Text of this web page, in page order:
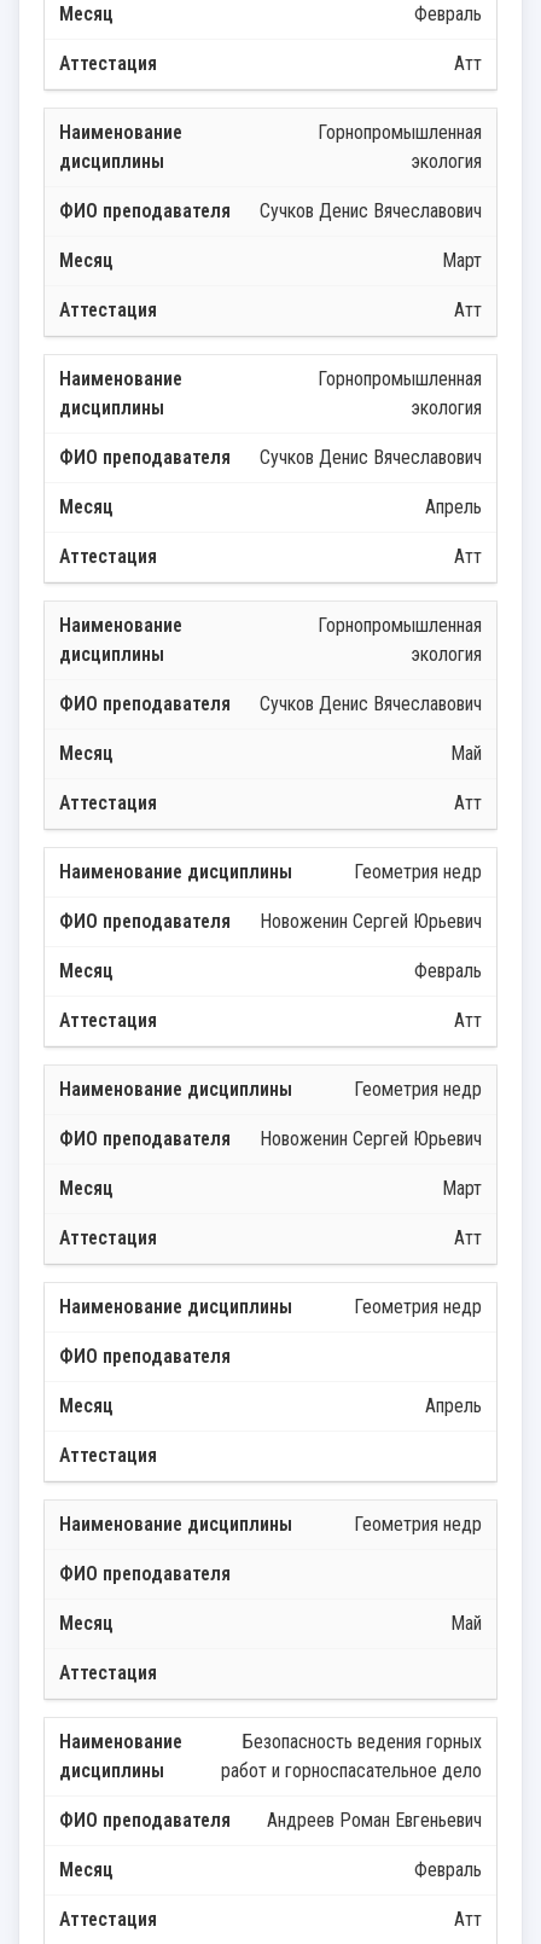
Февраль
Атт
Горнопромышленная
экология
Сучков Денис Вячеславович
Март
Атт
Горнопромышленная
экология
Сучков Денис Вячеславович
Апрель
Атт
Горнопромышленная
экология
Сучков Денис Вячеславович
Май
Атт
Геометрия недр
Новоженин Сергей Юрьевич
Февраль
Атт
Геометрия недр
Новоженин Сергей Юрьевич
Март
Атт
Геометрия недр
Апрель
Геометрия недр
Май
Безопасность ведения горных
работ и горноспасательное дело
Андреев Роман Евгеньевич
Февраль
Атт